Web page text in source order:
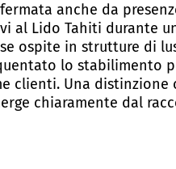
anche da
al Lido Tahiti durante
ospite in strutture di
lo stabilimento
clienti. Una distinzione
chiaramente dal